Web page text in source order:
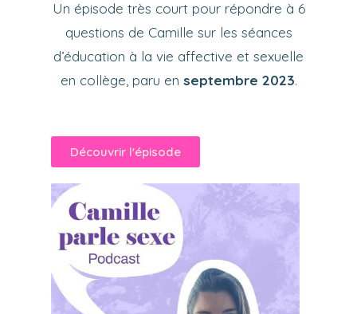
Un épisode très court pour répondre à 6
questions de Camille sur les séances
d’éducation à la vie affective et sexuelle
en collège, paru en septembre 2023.
Découvrir l'épisode